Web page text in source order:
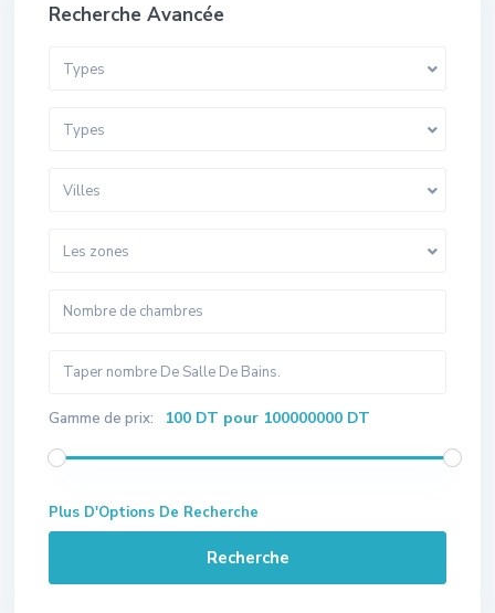
Recherche Avancée
Types
Types
Villes
Les zones
Gamme de prix: 100 DT pour 100000000 DT
Plus D'Options De Recherche
Recherche